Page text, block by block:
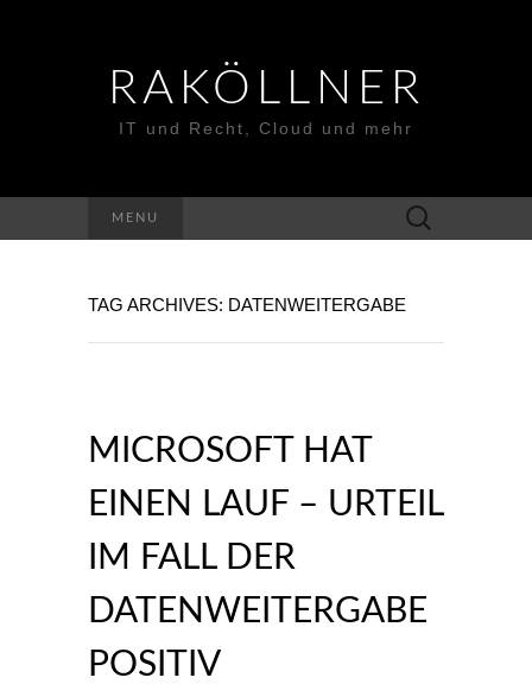
RAKÖLLNER
IT und Recht, Cloud und mehr
MENU
Suchen
nach:
TAG ARCHIVES: DATENWEITERGABE
MICROSOFT HAT
EINEN LAUF – URTEIL
IM FALL DER
DATENWEITERGABE
POSITIV